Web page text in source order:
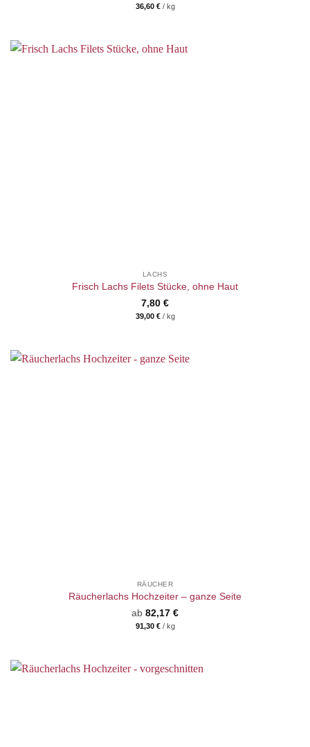
36,60 €/ kg
LACHS
Frisch Lachs Filets Stücke, ohne Haut
7,80 €
39,00 €/ kg
RÄUCHER
Räucherlachs Hochzeiter – ganze Seite
ab 82,17 €
91,30 €/ kg